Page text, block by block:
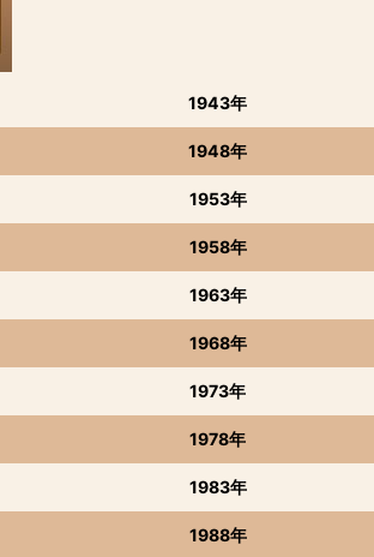
1943年
1948年
1953年
1958年
1963年
1968年
1973年
1978年
1983年
1988年